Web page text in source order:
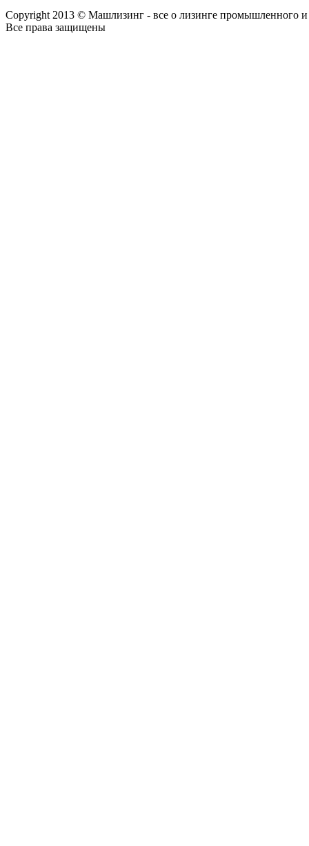
Copyright 2013 © Машлизинг - все о лизинге промышленного и
Все права защищены